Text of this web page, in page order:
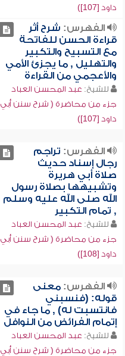
داود [107])
الفهرس: شرح أثر
قراءة الحسن للفاتحة
مع التسبيح والتكبير
والتهليل , ما يجزئ الأمي
والأعجمي من القراءة
للشيخ: عبد المحسن العباد
جزء من محاضرة ( شرح سنن أبي
داود [107])
الفهرس: تراجم
رجال إسناد حديث
صلاة أبي هريرة
وتشبيهها بصلاة رسول
الله صلى الله عليه وسلم
, تمام التكبير
للشيخ: عبد المحسن العباد
جزء من محاضرة ( شرح سنن أبي
داود [108])
الفهرس:معنى
قوله: (فنسبني
فانتسبت له) , ما جاء في
إتمام الفرائض من النوافل
للشيخ: عبد المحسن العباد
جزء من محاضرة ( شرح سنن أبي